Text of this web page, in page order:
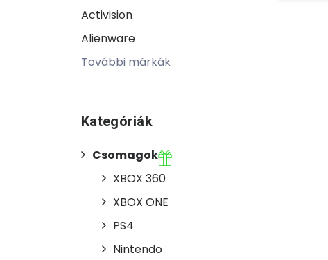
Activision
Alienware
További márkák
Kategóriák
Csomagok
XBOX 360
XBOX ONE
PS4
Nintendo